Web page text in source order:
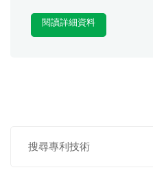
閱讀詳細資料